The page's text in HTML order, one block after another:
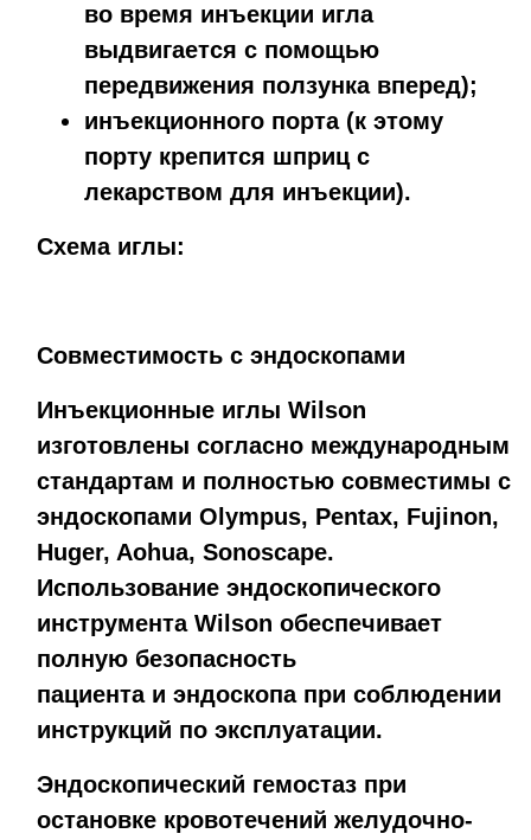
во время инъекции игла
выдвигается с помощью
передвижения ползунка вперед);
инъекционного порта (к этому
порту крепится шприц с
лекарством для инъекции).
Схема иглы:
Совместимость с эндоскопами
Инъекционные иглы Wilson
изготовлены согласно международным
стандартам и полностью совместимы с
эндоскопами Olympus, Pentax, Fujinon,
Huger, Aohua, Sonoscape.
Использование эндоскопического
инструмента Wilson обеспечивает
полную безопасность
пациента и эндоскопа при соблюдении
инструкций по эксплуатации.
Эндоскопический гемостаз при
остановке кровотечений желудочно-